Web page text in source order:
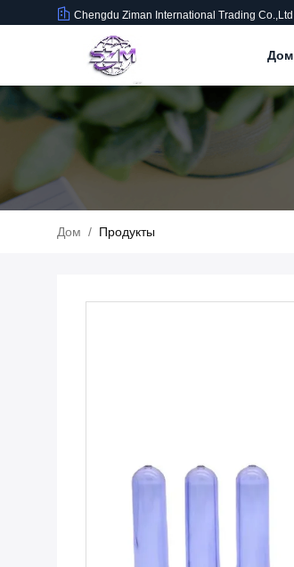
Chengdu Ziman International Trading Co.,Ltd
Дом
Дом / Продукты